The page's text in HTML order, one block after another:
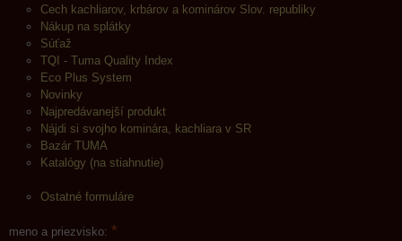
Cech kachliarov, krbárov a kominárov Slov. republiky
Nákup na splátky
Súťaž
TQI - Tuma Quality Index
Eco Plus System
Novinky
Najpredávanejší produkt
Nájdi si svojho kominára, kachliara v SR
Bazár TUMA
Katalógy (na stiahnutie)
Ostatné formuláre
meno a priezvisko: *